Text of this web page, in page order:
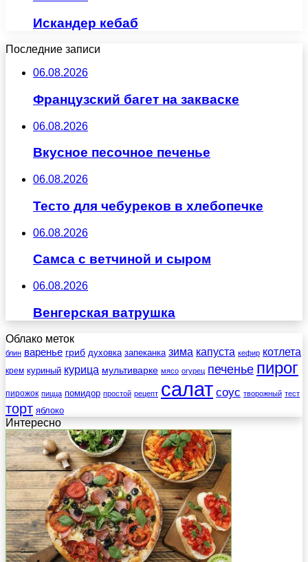
Искандер кебаб
Последние записи
06.08.2026
Французский багет на закваске
06.08.2026
Вкусное песочное печенье
06.08.2026
Тесто для чебуреков в хлебопечке
06.08.2026
Самса с ветчиной и сыром
06.08.2026
Венгерская ватрушка
Облако меток
блин варенье гриб духовка запеканка зима капуста кефир котлета
крем куриный курица мультиварке мясо огурец печенье пирог
пирожок пицца помидор простой рецепт салат соус творожный тест
торт яблоко
Интересно